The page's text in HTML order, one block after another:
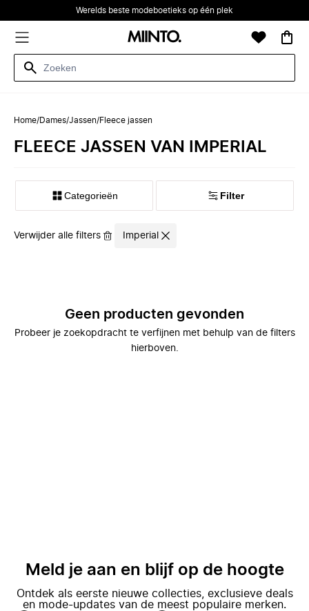
Werelds beste modeboetieks op één plek
Home/Dames/Jassen/Fleece jassen
FLEECE JASSEN VAN IMPERIAL
Categorieën Filter
Verwijder alle filters Imperial
Geen producten gevonden
Probeer je zoekopdracht te verfijnen met behulp van de filters
hierboven.
Meld je aan en blijf op de hoogte
Ontdek als eerste nieuwe collecties, exclusieve deals
en mode-updates van de meest populaire merken.